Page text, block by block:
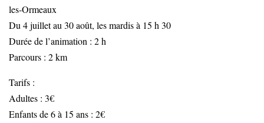
les-Ormeaux
Du 4 juillet au 30 août, les mardis à 15 h 30
Durée de l’animation : 2 h
Parcours : 2 km
Tarifs :
Adultes : 3€
Enfants de 6 à 15 ans : 2€